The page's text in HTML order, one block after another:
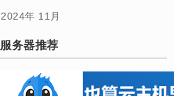
2024年 11月
服务器推荐